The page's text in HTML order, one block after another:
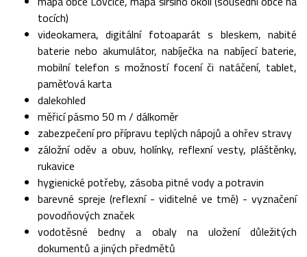
tocích)
videokamera, digitální fotoaparát s bleskem, nabité
baterie nebo akumulátor, nabíječka na nabíjecí baterie,
mobilní telefon s možností focení či natáčení, tablet,
paměťová karta
dalekohled
měřicí pásmo 50 m / dálkoměr
zabezpečení pro přípravu teplých nápojů a ohřev stravy
záložní oděv a obuv, holínky, reflexní vesty, pláštěnky,
rukavice
hygienické potřeby, zásoba pitné vody a potravin
barevné spreje (reflexní - viditelné ve tmě) - vyznačení
povodňových značek
vodotěsné bedny a obaly na uložení důležitých
dokumentů a jiných předmětů